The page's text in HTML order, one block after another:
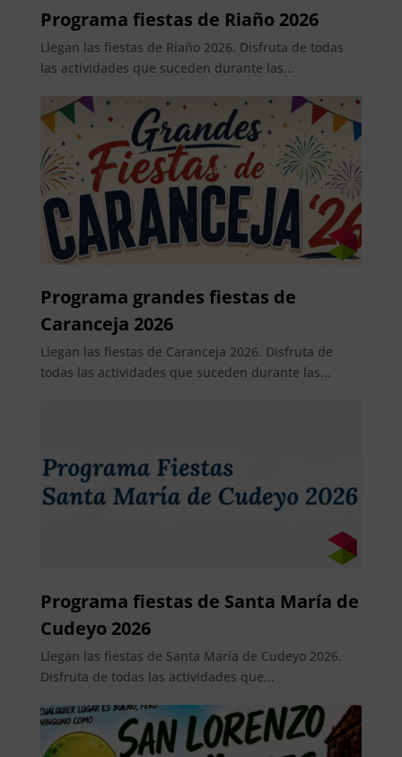
Programa fiestas de Riaño 2026
Llegan las fiestas de Riaño 2026. Disfruta de todas
las actividades que suceden durante las...
Programa grandes fiestas de
Caranceja 2026
Llegan las fiestas de Caranceja 2026. Disfruta de
todas las actividades que suceden durante las...
Programa fiestas de Santa María de
Cudeyo 2026
Llegan las fiestas de Santa María de Cudeyo 2026.
Disfruta de todas las actividades que...